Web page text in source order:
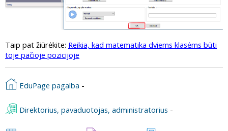
Taip pat žiūrėkite: Reikia, kad matematika dviems klasėms būti
toje pačioje pozicijoje
EduPage pagalba -
Direktorius, pavaduotojas, administratorius -